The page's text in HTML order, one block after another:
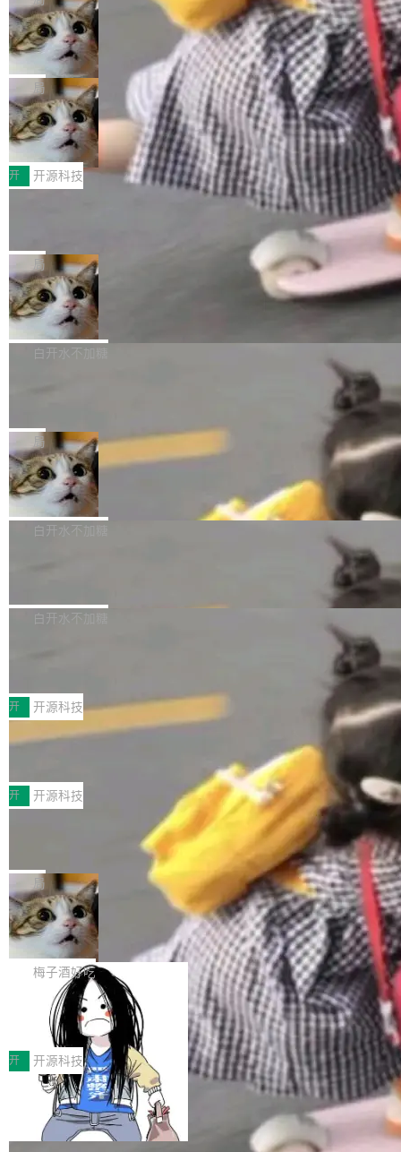
现实 过去两年，CIO们的焦虑清单上多了两项：
一是如何让大模型和智能体应用安全地从PoC走
向生产，二是如何让测试团队跟得上AI应用...
设置，如果用布尔值 + 可空字段来表示——bool
ean 表示是否可切换，nullable 的默认模式、浅
色方案、深色方案——会产生大量无意义的组
合。方案缺了、配置冲突了、全 null 了。要知道
哪些组合有效，作者说，你得靠"文档、校验、或
者部落知识"。 换个写法。Rust 的 enum，两个
变体：Switchable...
个"AI 知识库 + 聊天机器人"——每个大厂都在
做，没什么新鲜的。 但 Kenton Varda 在 Twitte
r 上把事情说清楚了： 今天我们发布了 Cloudfla
re OS，一个带连接器的聊天机器人，跟其他所
有科技公司做的一样。只不过，实际上它不一
样。这是 Sandstorm.io 的重制版，我十年前的
那个创业公司。不同的是，这次它构建在 Cloudf
lare Workers 上——我花了九年时间搭建的平台
——并且深度集成了 AI。这基本上是我十年秘密
Deno 团队开源 Celld，可自托管的分
布式 Durable Objects
Ryan Dahl 领导的 Deno 团队推出了最新开源项
目 Celld，一个能在自己机器上运行 Cloudflare
Workers 和 Durable Objects 的守护进程。 设
计思路很直接：每个对象是一个独立的 SQLite
数据库，按名称寻址，复制到你自己的 S3 兼容
存储库里。节点之间只通过这个存储库协调——
没有控制平面，没有共识协议。每个对象自带一
个小型数据库，应用天然按分片构建，单个数据
库的竞争和爆炸半径问题在设计层面就被消除
了。 闲置的 cell 会休眠到几乎不占资源。当 cel
l 迁移或唤醒时，新宿主从 S3 恢复 SQLite 数据
库继续执行。存储库是持久化的唯一真相...
局
鲁大师7月新机性能/流畅/AI榜：vivo夺
性能、流畅双第一，三星Galaxy Z系列
新折叠缺席
2026年7月的手机市场，由于存储等硬件成本暴
增，手机厂商的日子也不好过啊，新机速度明显
放缓，因此硝烟味淡了许多。新机参数规格除开
高价的三星折叠（三星Galaxy Z Fold8 Ultra / Z
Fold8 / Z Flip8）外，其余要么是中低端机器，
例如iQOO Z11i、REDMI Note 17、REDMI No
te 17 Pro、OPPO K15，要么是vivo X300 E这
样的次旗舰。 Galaxy Z Fold8 Ultra / Z Fold8 /
Z Flip8三款折叠屏新机均在7月22日发布，且全
部搭载骁龙8 Elite Gen5 for Galaxy，它们本该
开 开源科技
Zed 编辑器团队发布了新项目——DeltaDB，一
个在 git commit 之间记录每一次编辑操作的版
本控制系统。目前处于 Early Access 阶段。 De
ltaDB 的核心思路直接写在 landing page 最显
眼的位置：「Software is made between com
mits」——软件是在 commit 之间写出来的。git
是把这段空隙补上。 回退到任何一次编辑：Delt
aDB 捕获 commit 之间的每一次操作，...
局
SpaceXAI 单季资本开支达 183 亿美元
根据风险投资人Tomer Tunguz 博客（VC 分
析）披露的最新分析与第二季度业绩报告，Spac
微软同期总资本开支的四成。 与亚马逊、Alpha
bet、微软以及 Meta 等传统科技巨头相比，Spa
ceXAI的资金消耗速度尤为引人瞩目。然而，支
撑庞大支出的资金来源却呈现出截然不同的面
貌。数据显示，微软和 Meta 主要依托充沛的经
白开水不加糖
一个在终端里运行的编程 agent；Muse Spark
1.2，驱动这个 agent 的新模型。一句话概括：
你可以用 curl -fsSL https://dev.meta.ai/install.
sh | bash 安装一个能在大项目里自动规划、写
代码、验证结果的 AI 终端工具。 据介绍，Muse
个主 agent 循环，外加一组后台 agent。这些后
局
美团开源 LoHoSearch，用知识图谱校
准 AI 能力认知
机器出题的前提，是让机器拥有全局视野。整个
构建流程可以分为四个环节：建图 → 控制难度
白开水不加糖
库，并将作为transport接入Mooncake TENT。
MPComm将作为一种传输引擎接入Mooncake T
ENT，实现零拷贝传输性能提升30%、非零拷贝
传输性能最高提升5倍。UCL-MPComm底层基
于自研UCL-Engine通信引擎，后续腾讯网平将
持续开源更多基于UCL-Engine的高性能通信组
件。 腾讯网平团队在UCL-MPComm中实现了一
个独立于业务线程的全局通信引擎（Engine），
白开水不加糖
型案例入选名单》，深信服“面向企业研发场景的
开源 AI 编程平台 CoStrict 应用”凭借卓越的技术
创新与落地成效成功入选。 全链路私有化部署，
助力企业AI研发安全落地 当前，越来越多企业已
经开始引入 AI Coding 工具，通过调用公有云模
型或企业内部部署模型提升研发效率。但随着 AI
Coding 从个人辅助工具逐步走向团队级、组织
级应用，企业在规模化落地过程中，对安全性、
可控性和代码质量提出了更高要求。 首先是数据
安全与合规要求。对于大多数普通研发场景，公
有云模型能够满足快速试用和效率提升的需求。
但对于金融、能源、医疗等对数据安全要求较...
开 开源科技
深信服AI算力网关入选工信部人工智能
前不久，工业和信息化部正式发布《2025年人工
智能应用典型案例名单》，集中展示人工智能在
各领域的应用成果，覆盖技术底座、行业赋能、
产品应用、支撑保障、专题等五大方向。深信服
AI算力网关（AI创新平台）成功入选！ 随着各行
各业的Agent走向规模化建设，算力构成形态逐
渐丰富，用户关注的重点也在发生变化：不只是
让AI用起来，还要进一步看清混合算力时代下，
Token花在哪里、算力是否被充分利用，以及持
续增长的AI成本该如何优化。 深信服AI算力网关
正是围绕这些实际问题，从Token治理和成本治
理两个方面，让用户的每一份算力都看得清、管
得住、用得稳、省得下、更安全！ 一、从现在开
始，Token使用一目...
开 开源科技
Jeff Dean 离开 Google：一个时代的结
束，一个实验室的开始
Google 员工编号 20。MapReduce 作者之一。
Bigtable 作者之一。TensorFlow 的作者之一。
Gemini 的架构师。Google 首席科学家。 Jeff D
ean 在 Google 工作了 27 年后，宣布离职。 他
不是一个人走。一同离开的还有 Sanjay Ghema
wat（Google 员工编号 23，Jeff Dean 二十多
年的编程搭档，MapReduce 和 Bigtable 的共同
作者）、Quoc Le（Google 大脑核心成员，Se
q2Seq 和 DocAI 的共同发明人）以及 Oriol Vin
yals（Gemini 联合负责人，AlphaSta...
局
🔥 SolonCode v2026.8.4 发布：界面
字体可调、22 种语言、记忆搜索增强
打开终端就能上岗的全中文编码智能体，这一轮
把「看得清、用母语、记得住」三件事一次补
齐。 SolonCode 是什么 SolonCode 是杭州无
耳科技研发的企业级终端编码智能体——一位全
中文驱动的数字员工，自主理解需求、规划步
骤、编写代码。不挑模型、不挑平台，curl 一行
装完即用。 开源地址：Gitee · GitCode · GitHu
b 安装 支持 Java 8+（8~26）、macOS / Linu
x / Windows / Harmony PC。 # macOS / Linu
x / Harmony PC curl -fsSL https://solon.noea
梅子酒好吃
让“代码语义理解”深度释放AI Coding
价值潜能：华为云码道（CodeArts）
代码仓技术解析
一、代码仓深度理解技术的作用与价值 在软件工
程实践中，代码仓是企业核心知识资产的主要载
体。企业级代码仓库通常包含数十万乃至数百万
个文件，其规模远超单次模型调用可承载的上下
文窗口。随着项目规模的持续扩张与代码历史的
不断累积，代码仓中的模块关系、接口契约、业
开 开源科技